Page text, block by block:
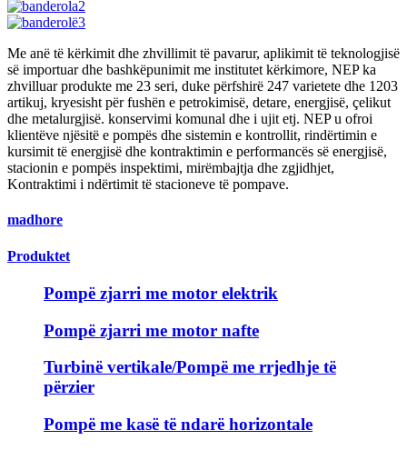
Me anë të kërkimit dhe zhvillimit të pavarur, aplikimit të teknologjisë
së importuar dhe bashkëpunimit me institutet kërkimore, NEP ka
zhvilluar produkte me 23 seri, duke përfshirë 247 varietete dhe 1203
artikuj, kryesisht për fushën e petrokimisë, detare, energjisë, çelikut
dhe metalurgjisë. konservimi komunal dhe i ujit etj. NEP u ofroi
klientëve njësitë e pompës dhe sistemin e kontrollit, rindërtimin e
kursimit të energjisë dhe kontraktimin e performancës së energjisë,
stacionin e pompës inspektimi, mirëmbajtja dhe zgjidhjet,
Kontraktimi i ndërtimit të stacioneve të pompave.
madhore
Produktet
Pompë zjarri me motor elektrik
Pompë zjarri me motor nafte
Turbinë vertikale/Pompë me rrjedhje të
përzier
Pompë me kasë të ndarë horizontale